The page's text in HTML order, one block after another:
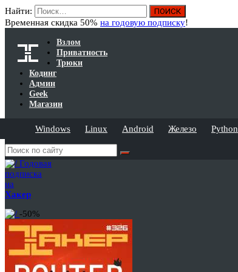
Найти:
Временная скидка 50% на годовую подписку!
Взлом
Приватность
Трюки
Кодинг
Админ
Geek
Магазин
Windows Linux Android Железо Python
Годовая
подписка
на
Хакер
-50%